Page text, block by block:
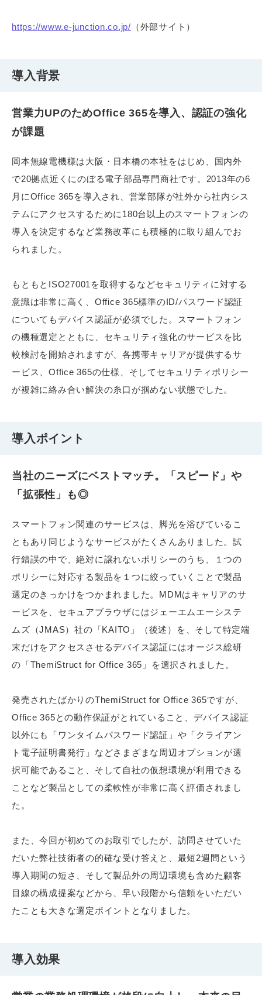
https://www.e-junction.co.jp/ （外部サイト）
導入背景
営業力UPのためOffice 365を導入、認証の強化
が課題
岡本無線電機様は大阪・日本橋の本社をはじめ、国内外
で20拠点近くにのぼる電子部品専門商社です。2013年の6
月にOffice 365を導入され、営業部隊が社外から社内シス
テムにアクセスするために180台以上のスマートフォンの
導入を決定するなど業務改革にも積極的に取り組んでお
られました。
もともとISO27001を取得するなどセキュリティに対する
意識は非常に高く、Office 365標準のID/パスワード認証
についてもデバイス認証が必須でした。スマートフォン
の機種選定とともに、セキュリティ強化のサービスを比
較検討を開始されますが、各携帯キャリアが提供するサ
ービス、Office 365の仕様、そしてセキュリティポリシー
が複雑に絡み合い解決の糸口が掴めない状態でした。
導入ポイント
当社のニーズにベストマッチ。「スピード」や
「拡張性」も◎
スマートフォン関連のサービスは、脚光を浴びているこ
ともあり同じようなサービスがたくさんありました。試
行錯誤の中で、絶対に譲れないポリシーのうち、１つの
ポリシーに対応する製品を１つに絞っていくことで製品
選定のきっかけをつかまれました。MDMはキャリアのサ
ービスを、セキュアブラウザにはジェーエムエーシステ
ムズ（JMAS）社の「KAITO」（後述）を、そして特定端
末だけをアクセスさせるデバイス認証にはオージス総研
の「ThemiStruct for Office 365」を選択されました。
発売されたばかりのThemiStruct for Office 365ですが、
Office 365との動作保証がとれていること、デバイス認証
以外にも「ワンタイムパスワード認証」や「クライアン
ト電子証明書発行」などさまざまな周辺オプションが選
択可能であること、そして自社の仮想環境が利用できる
ことなど製品としての柔軟性が非常に高く評価されまし
た。
また、今回が初めてのお取引でしたが、訪問させていた
だいた弊社技術者の的確な受け答えと、最短2週間という
導入期間の短さ、そして製品外の周辺環境も含めた顧客
目線の構成提案などから、早い段階から信頼をいただい
たことも大きな選定ポイントとなりました。
導入効果